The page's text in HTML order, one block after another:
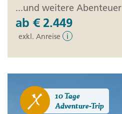
...und weitere Abenteuer
ab € 2.449
exkl. Anreise i
10 Tage
Adventure-Trip